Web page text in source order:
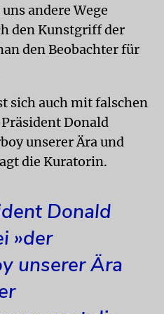
andere Wege
den Kunstgriff der
den Beobachter für
sich auch mit falschen
Donald
unserer Ära und
die Kuratorin.
Donald
»der
unserer Ära